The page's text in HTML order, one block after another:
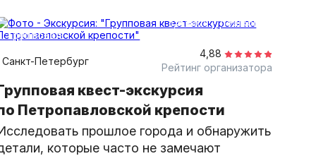
1,5 часа
пешком
групповая
Санкт-Петербург
4,88
Рейтинг организатора
квест-экскурсия
Петропавловской крепости
прошлое города и обнаружить
которые часто не замечают